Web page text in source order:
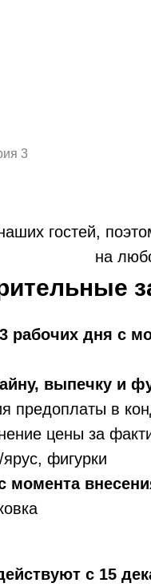
3
гостей,
на
рабочих дня с
выпечку и
предоплаты в
цены за
фигурки
момента
с 15